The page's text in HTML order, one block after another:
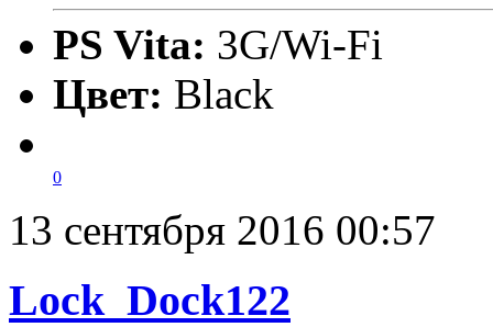
PS Vita: 3G/Wi-Fi
Цвет: Black
0
13 сентября 2016 00:57
Lock_Dock122